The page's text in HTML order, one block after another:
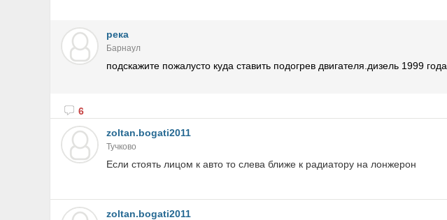
река
Барнаул
подскажите пожалусто куда ставить подогрев двигателя.дизель 1999 года
6
zoltan.bogati2011
Тучково
Если стоять лицом к авто то слева ближе к радиатору на лонжерон
zoltan.bogati2011